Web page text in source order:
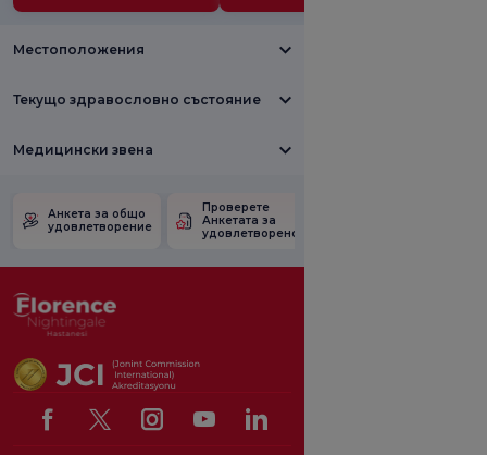
Местоположения
Текущо здравословно състояние
Медицински звена
Анкета за общо
удовлетворение
Проверете
Анкетата за
удовлетвореност.